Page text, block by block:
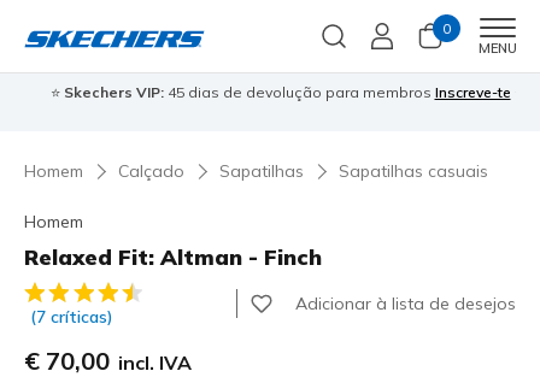
0
MENU
Skechers VIP:45 dias de devolução para membrosInscreve-te⭐
Homem Calçado Sapatilhas Sapatilhas casuais
Homem
Relaxed Fit: Altman - Finch
3$5 de 5 – Classificação do cliente
(7 críticas)
Adicionar à lista de desejos
€ 70,00 incl. IVA